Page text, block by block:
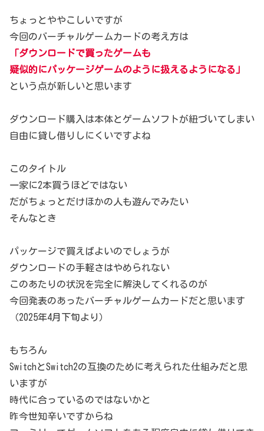
ちょっとややこしいですが
今回のバーチャルゲームカードの考え方は
「ダウンロードで買ったゲームも
疑似的にパッケージゲームのように扱えるようになる」
という点が新しいと思います
ダウンロード購入は本体とゲームソフトが紐づいてしまい
自由に貸し借りしにくいですよね
このタイトル
一家に2本買うほどではない
だがちょっとだけほかの人も遊んでみたい
そんなとき
パッケージで買えばよいのでしょうが
ダウンロードの手軽さはやめられない
このあたりの状況を完全に解決してくれるのが
今回発表のあったバーチャルゲームカードだと思います
（2025年4月下旬より）
もちろん
SwitchとSwitch2の互換のために考えられた仕組みだと思
いますが
時代に合っているのではないかと
昨今世知辛いですからね